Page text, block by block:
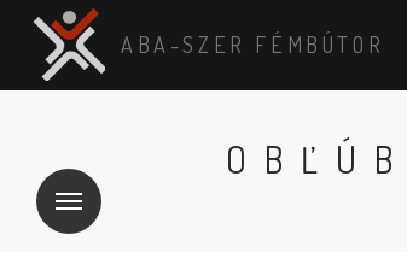
ABA-SZER FÉMBÚTOR